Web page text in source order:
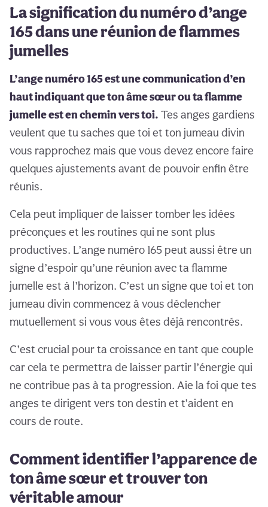
La signification du numéro d’ange
165 dans une réunion de flammes
jumelles
L’ange numéro 165 est une communication d’en
haut indiquant que ton âme sœur ou ta flamme
jumelle est en chemin vers toi. Tes anges gardiens
veulent que tu saches que toi et ton jumeau divin
vous rapprochez mais que vous devez encore faire
quelques ajustements avant de pouvoir enfin être
réunis.
Cela peut impliquer de laisser tomber les idées
préconçues et les routines qui ne sont plus
productives. L’ange numéro 165 peut aussi être un
signe d’espoir qu’une réunion avec ta flamme
jumelle est à l’horizon. C’est un signe que toi et ton
jumeau divin commencez à vous déclencher
mutuellement si vous vous êtes déjà rencontrés.
C’est crucial pour ta croissance en tant que couple
car cela te permettra de laisser partir l’énergie qui
ne contribue pas à ta progression. Aie la foi que tes
anges te dirigent vers ton destin et t’aident en
cours de route.
Comment identifier l’apparence de
ton âme sœur et trouver ton
véritable amour